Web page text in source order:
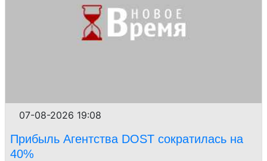
07-08-2026 19:08
Прибыль Агентства DOST сократилась на
40%